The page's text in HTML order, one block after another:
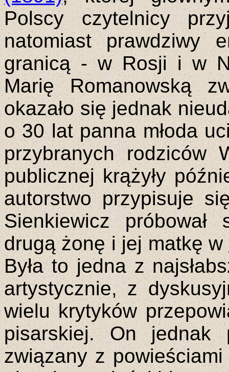
Polscy czytelnicy
natomiast prawdziwy
granicą - w Rosji i w
Marię Romanowską
okazało się jednak
o 30 lat panna młoda
przybranych rodziców
publicznej krążyły
autorstwo przypisuje
Sienkiewicz
drugą żonę i jej matkę w
Była to jedna z
artystycznie, z
wielu krytyków
pisarskiej. On jednak
związany z